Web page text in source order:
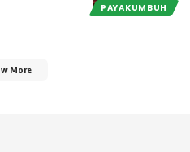
PAYAKUMBUH
More